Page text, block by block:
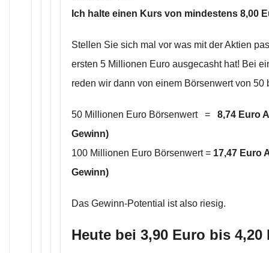
Ich halte einen Kurs von mindestens 8,00
Stellen Sie sich mal vor was mit der Aktien
ersten 5 Millionen Euro ausgecasht hat! Bei
reden wir dann von einem Börsenwert von 50
50 Millionen Euro Börsenwert = 8,74 Euro
Gewinn)
100 Millionen Euro Börsenwert = 17,47 Euro
Gewinn)
Das Gewinn-Potential ist also riesig.
Heute bei 3,90 Euro bis 4,20